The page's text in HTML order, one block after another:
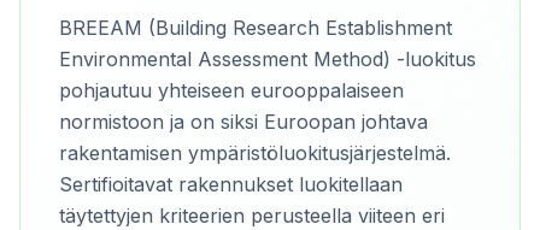
BREEAM (Building Research Establishment
Environmental Assessment Method) -luokitus
pohjautuu yhteiseen eurooppalaiseen
normistoon ja on siksi Euroopan johtava
rakentamisen ympäristöluokitusjärjestelmä.
Sertifioitavat rakennukset luokitellaan
täytettyjen kriteerien perusteella viiteen eri